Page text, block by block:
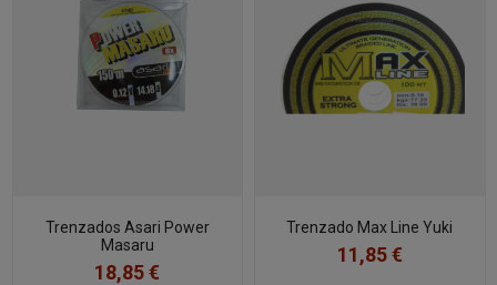
Trenzados Asari Power
Masaru
18,85 €
Trenzado Max Line Yuki
11,85 €